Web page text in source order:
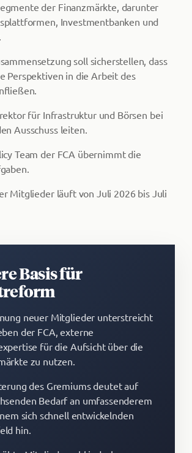
der Finanzmärkte, darunter
Investmentbanken und
soll sicherstellen, dass
Perspektiven in die Arbeit des
für Infrastruktur und Börsen bei
Ausschuss leiten.
Team der FCA übernimmt die
Mitglieder läuft von Juli 2026 bis Juli
Basis für
neuer Mitglieder unterstreicht
der FCA, externe
für die Aufsicht über die
zu nutzen.
des Gremiums deutet auf
Bedarf an umfassenderem
sich schnell entwickelnden
hin.